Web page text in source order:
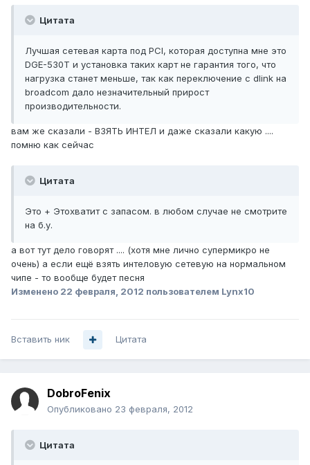
Цитата
Лучшая сетевая карта под PCI, которая доступна мне это
DGE-530T и установка таких карт не гарантия того, что
нагрузка станет меньше, так как переключение с dlink на
broadcom дало незначительный прирост
производительности.
вам же сказали - ВЗЯТЬ ИНТЕЛ и даже сказали какую ....
помню как сейчас
Цитата
Это + Этохватит с запасом. в любом случае не смотрите
на б.у.
а вот тут дело говорят .... (хотя мне лично супермикро не
очень) а если ещё взять интеловую сетевую на нормальном
чипе - то вообще будет песня
Изменено 22 февраля, 2012 пользователем Lynx10
Вставить ник Цитата
DobroFenix
Опубликовано 23 февраля, 2012
Цитата